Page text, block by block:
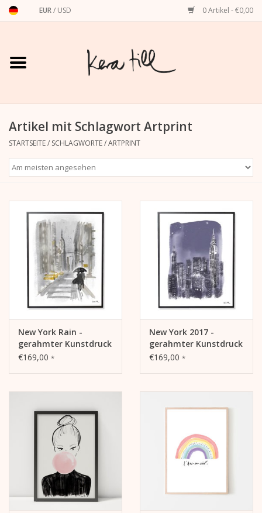
EUR/ USD 0 Artikel - €0,00
Startseite
Art Prints
Accessoires
Kalender
Kera Kids
Weihnachten
Kera Till X THERESIENTHAL
Kera Till X GMEINER
Artikel mit Schlagwort Artprint
STARTSEITE/ SCHLAGWORTE/ARTPRINT
New York Rain -
gerahmter Kunstdruck
€169,00 *
New York 2017 -
gerahmter Kunstdruck
€169,00 *